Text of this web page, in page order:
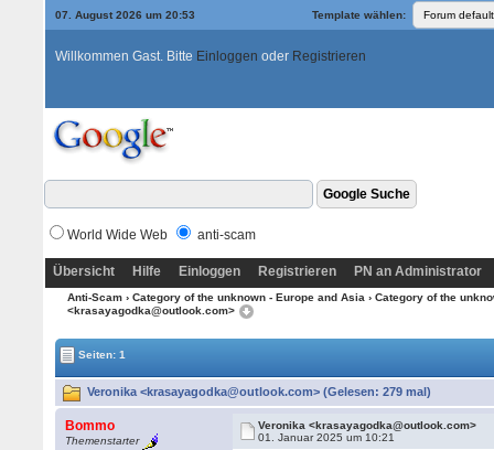
07. August 2026 um 20:53 Template wählen:
Willkommen Gast. Bitte Einloggen oder Registrieren
World Wide Web anti-scam
Übersicht Hilfe Einloggen Registrieren PN an Administrator
Anti-Scam› Category of the unknown - Europe and Asia › Category of the
<krasayagodka@outlook.com>
Seiten: 1
Veronika <krasayagodka@outlook.com> (Gelesen: 279 mal)
Bommo
Themenstarter
Veronika <krasayagodka@outlook.com>
01. Januar 2025 um 10:21